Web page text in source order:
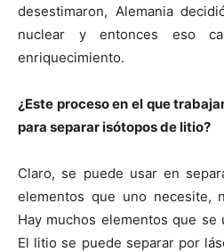
desestimaron, Alemania
nuclear y entonces eso
enriquecimiento.
¿Este proceso en el que
para separar isótopos de litio?
Claro, se puede usar en
elementos que uno necesite,
Hay muchos elementos que se
El litio se puede separar por